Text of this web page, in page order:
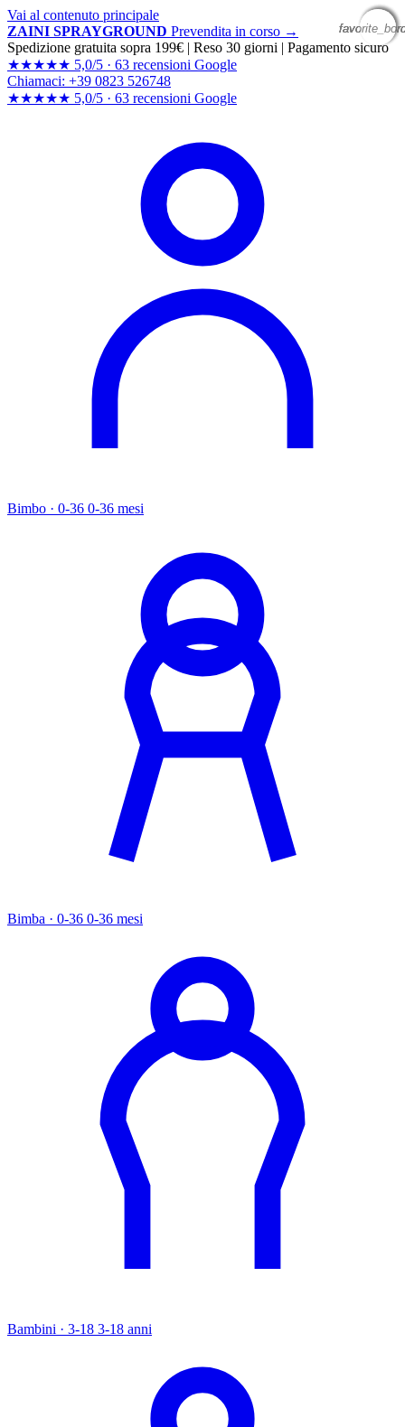
Vai al contenuto principale
ZAINI SPRAYGROUND Prevendita in corso →
Spedizione gratuita sopra 199€ | Reso 30 giorni | Pagamento sicuro
★★★★★ 5,0/5 · 63 recensioni Google
Chiamaci: +39 0823 526748
★★★★★ 5,0/5 · 63 recensioni Google
Bimbo · 0-36 0-36 mesi
Bimba · 0-36 0-36 mesi
Bambini · 3-18 3-18 anni